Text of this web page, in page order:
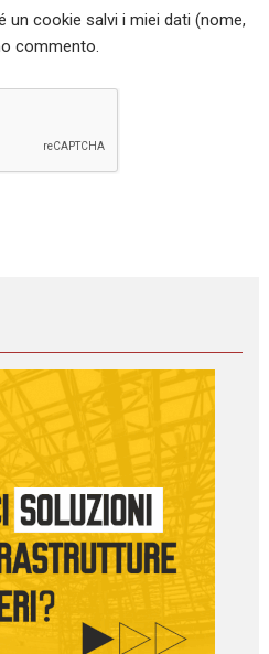
un cookie salvi i miei dati (nome,
commento.